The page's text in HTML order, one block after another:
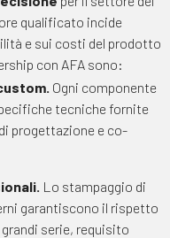
qualificato incide
e sui costi del prodotto
con AFA sono:
Ogni componente
tecniche fornite
progettazione e co-
Lo stampaggio di
garantiscono il rispetto
serie, requisito